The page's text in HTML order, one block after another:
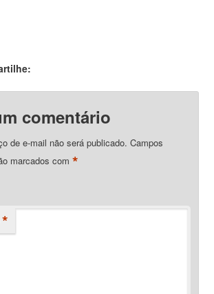
comentário
de e-mail não será publicado. Campos
marcados com*
*